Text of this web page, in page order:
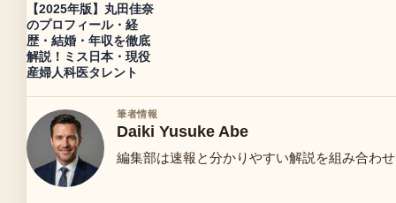
【2025年版】丸田佳奈
のプロフィール・経
歴・結婚・年収を徹底
解説！ミス日本・現役
産婦人科医タレント
筆者情報
Daiki Yusuke Abe
編集部は速報と分かりやすい解説を組み合わ